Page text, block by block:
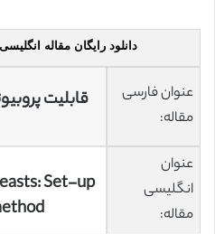
دانلود رایگان مقاله
عنوان فارسی
مقاله:
قابلیت
عنوان
انگلیسی
مقاله:
Set-up